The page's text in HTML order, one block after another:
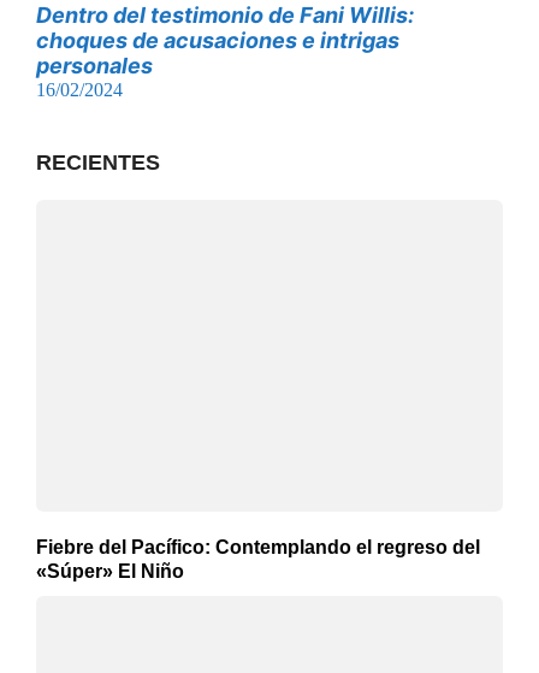
Dentro del testimonio de Fani Willis:
choques de acusaciones e intrigas
personales
16/02/2024
RECIENTES
Fiebre del Pacífico: Contemplando el regreso del
«Súper» El Niño